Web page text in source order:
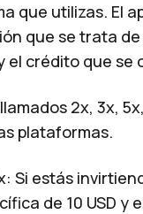
que utilizas. El
que se trata
el crédito que se
2x, 3x,
plataformas.
Si estás
de 10 USD y